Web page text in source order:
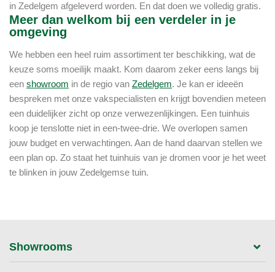
in Zedelgem afgeleverd worden. En dat doen we volledig gratis.
Meer dan welkom bij een verdeler in je
omgeving
We hebben een heel ruim assortiment ter beschikking, wat de
keuze soms moeilijk maakt. Kom daarom zeker eens langs bij
een showroom in de regio van Zedelgem. Je kan er ideeën
bespreken met onze vakspecialisten en krijgt bovendien meteen
een duidelijker zicht op onze verwezenlijkingen. Een tuinhuis
koop je tenslotte niet in een-twee-drie. We overlopen samen
jouw budget en verwachtingen. Aan de hand daarvan stellen we
een plan op. Zo staat het tuinhuis van je dromen voor je het weet
te blinken in jouw Zedelgemse tuin.
Showrooms